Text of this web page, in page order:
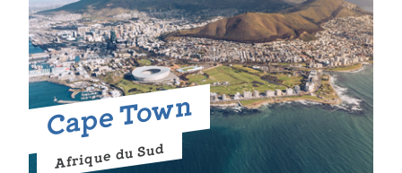
Cape Town
Afrique du Sud